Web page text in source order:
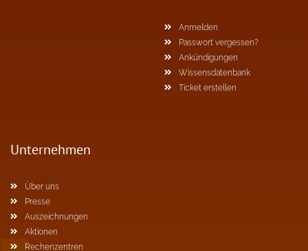
Anmelden
Passwort vergessen?
Ankündigungen
Wissensdatenbank
Ticket erstellen
Unternehmen
Über uns
Presse
Auszeichnungen
Aktionen
Rechenzentren